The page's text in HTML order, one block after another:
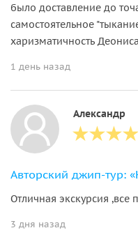
было доставление до
самостоятельное
харизматичность
1 день назад
Александр
Отличная экскурсия ,все
3 дня назад